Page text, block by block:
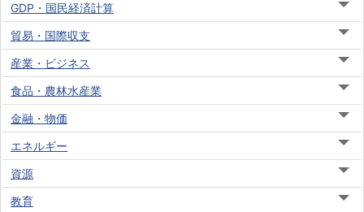
GDP・国民経済計算
貿易・国際収支
産業・ビジネス
食品・農林水産業
金融・物価
エネルギー
資源
教育